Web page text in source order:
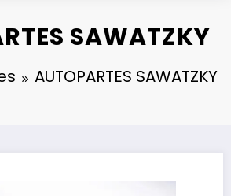
SAWATZKY
AUTOPARTES SAWATZKY